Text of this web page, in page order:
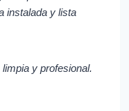
instalada y lista
y profesional.